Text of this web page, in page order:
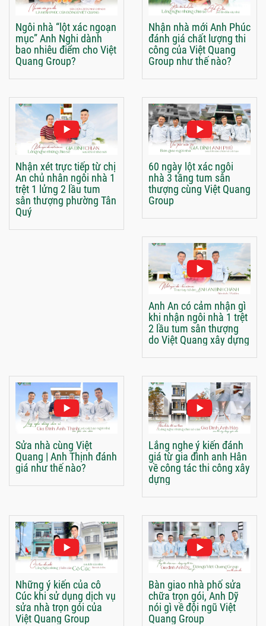
Ngôi nhà “lột xác ngoạn
mục” Anh Nghi dành
bao nhiêu điểm cho Việt
Quang Group?
Nhận nhà mới Anh Phúc
đánh giá chất lượng thi
công của Việt Quang
Group như thế nào?
Nhận xét trực tiếp từ chị
An chủ nhân ngôi nhà 1
trệt 1 lửng 2 lầu tum
sân thượng phường Tân
Quý
60 ngày lột xác ngôi
nhà 3 tầng tum sân
thượng cùng Việt Quang
Group
Anh An có cảm nhận gì
khi nhận ngôi nhà 1 trệt
2 lầu tum sân thượng
do Việt Quang xây dựng
Sửa nhà cùng Việt
Quang | Anh Thịnh đánh
giá như thế nào?
Lắng nghe ý kiến đánh
giá từ gia đình anh Hân
về công tác thi công xây
dựng
Những ý kiến của cô
Cúc khi sử dụng dịch vụ
sửa nhà trọn gói của
Việt Quang Group
Bàn giao nhà phố sửa
chữa trọn gói, Anh Dỹ
nói gì về đội ngũ Việt
Quang Group